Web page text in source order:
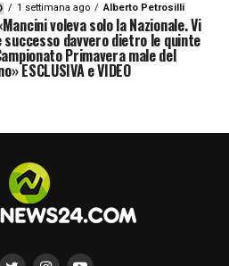
1 settimana ago Alberto Petrosilli
voleva solo la Nazionale. Vi
successo davvero dietro le quinte
Primavera male del
ESCLUSIVA e VIDEO